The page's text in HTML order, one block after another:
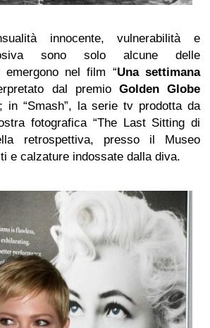
innocente, vulnerabilità e
sono solo alcune delle
emergono nel film “Una settimana
dal premio Golden Globe
in “Smash”, la serie tv prodotta da
fotografica “The Last Sitting di
retrospettiva, presso il Museo
e calzature indossate dalla diva.